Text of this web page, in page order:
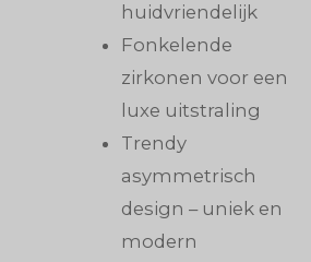
huidvriendelijk
Fonkelende
zirkonen voor een
luxe uitstraling
Trendy
asymmetrisch
design – uniek en
modern